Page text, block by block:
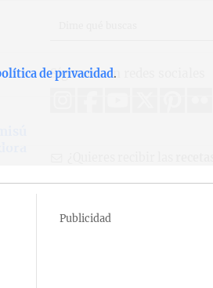
Síguenos en redes sociales
Publicidad
de privacidad.